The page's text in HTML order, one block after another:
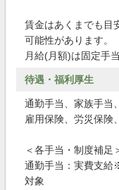
賃金はあくまでも目
可能性があります。
月給(月額)は固定手
待遇・福利厚生
通勤手当、家族手当
雇用保険、労災保険
＜各手当・制度補足
通勤手当：実費支給
対象